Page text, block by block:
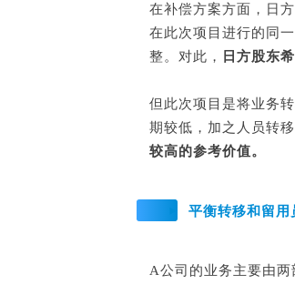
在补偿方案方面，日
在此次项目进行的同
整。对此，
日方股东
但此次项目是将业务
期较低，加之人员转
较高的参考价值。
平衡转移和留用
A公司的业务主要由